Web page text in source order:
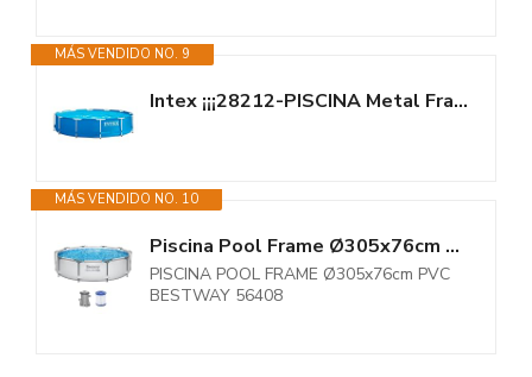
MÁS VENDIDO NO. 9
Intex ¡¡¡28212-PISCINA Metal Frame 366X76CM 6503L C/DEPURADORA
MÁS VENDIDO NO. 10
Piscina Pool Frame Ø305x76cm PVC BESTWAY 56408
PISCINA POOL FRAME Ø305x76cm PVC
BESTWAY 56408